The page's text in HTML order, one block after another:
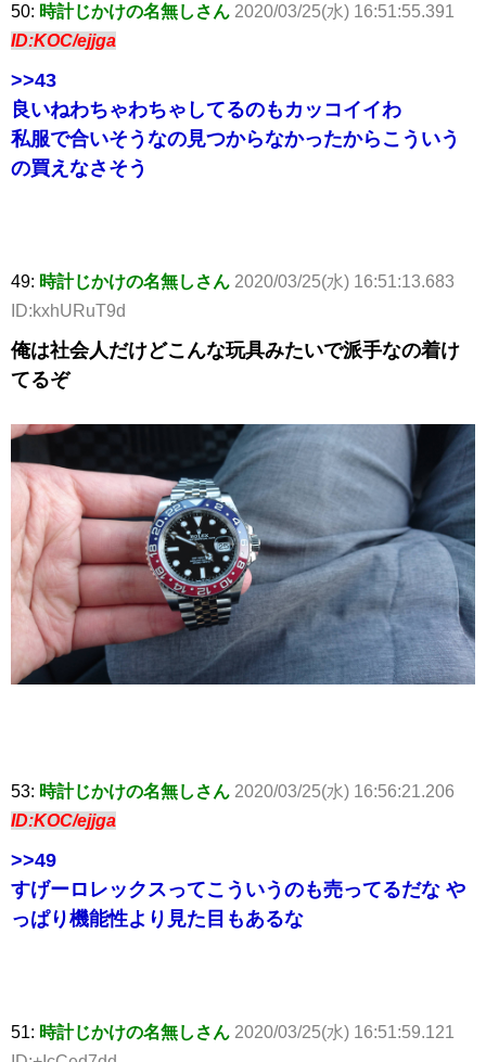
50: 時計じかけの名無しさん 2020/03/25(水) 16:51:55.391
ID:KOC/ejjga
>>43
良いねわちゃわちゃしてるのもカッコイイわ
私服で合いそうなの見つからなかったからこういう
の買えなさそう
49: 時計じかけの名無しさん 2020/03/25(水) 16:51:13.683
ID:kxhURuT9d
俺は社会人だけどこんな玩具みたいで派手なの着け
てるぞ
53: 時計じかけの名無しさん 2020/03/25(水) 16:56:21.206
ID:KOC/ejjga
>>49
すげーロレックスってこういうのも売ってるだな や
っぱり機能性より見た目もあるな
51: 時計じかけの名無しさん 2020/03/25(水) 16:51:59.121